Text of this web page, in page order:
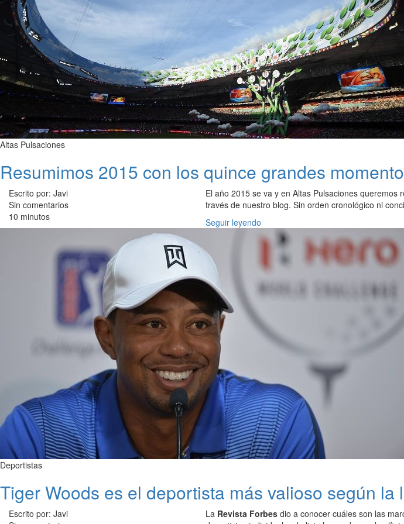
Altas Pulsaciones
Resumimos 2015 con los quince grandes
Escrito por: Javi
Sin comentarios
10 minutos
El año 2015 se va y en Altas Pulsaciones
través de nuestro blog. Sin orden cronológico ni
Seguir leyendo
Deportistas
Tiger Woods es el deportista más valioso según la
Escrito por: Javi
La Revista Forbes dio a conocer cuáles son las